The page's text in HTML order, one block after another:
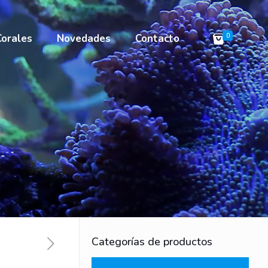
Novedades Contacto 0
Categorías de productos